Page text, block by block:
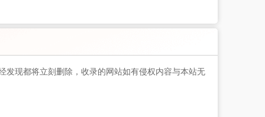
发现都将立刻删除，收录的网站如有侵权内容与本站无